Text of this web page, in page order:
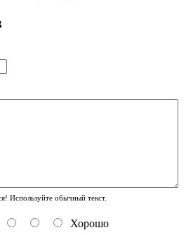
Используйте обычный текст.
Хорошо